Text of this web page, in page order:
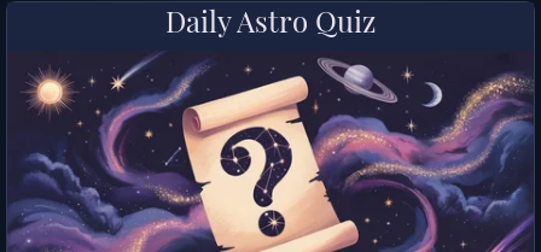
Daily Astro Quiz